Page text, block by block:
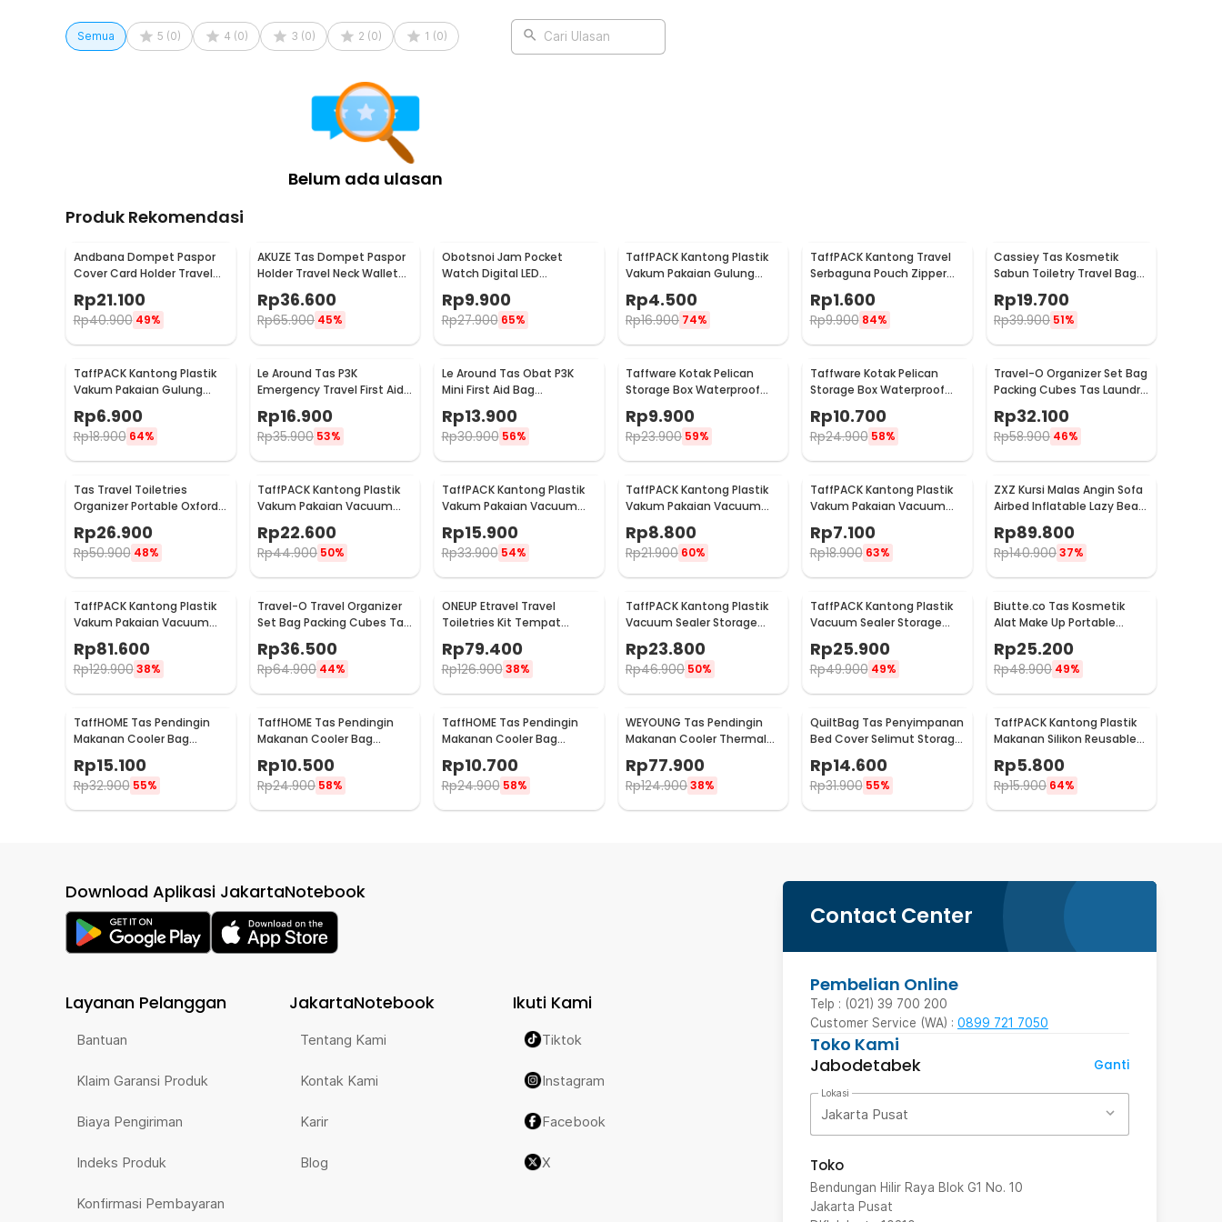
Semua 5 (0) 4 (0) 3 (0) 2 (0) 1 (0) Cari Ulasan
Belum ada ulasan
Produk Rekomendasi
Andbana Dompet Paspor
Cover Card Holder Travel
Rp21.100
Rp40.900 49%
AKUZE Tas Dompet Paspor
Holder Travel Neck Wallet
RFID Blocking - YT15
Rp36.600
Rp65.900 45%
Obotsnoi Jam Pocket
Watch Digital LED
Waterproof - PJX1600
Rp9.900
Rp27.900 65%
TaffPACK Kantong Plastik
Vakum Pakaian Gulung
TR028
Rp4.500
Rp16.900 74%
TaffPACK Kantong Travel
Serbaguna Pouch Zipper
Organizer 1 PCS - CC-003
Rp1.600
Rp9.900 84%
Cassiey Tas Kosmetik
Sabun Toiletry Travel Bag
Rp19.700
Rp39.900 51%
TaffPACK Kantong Plastik
Vakum Pakaian Gulung
Manual 1 PCS 39.5x60cm -
VB-70
Rp6.900
Rp18.900 64%
Le Around Tas P3K
Emergency Travel First Aid
Bag Nilon 23.7x13x7.5cm -
LG129
Rp16.900
Rp35.900 53%
Le Around Tas Obat P3K
Mini First Aid Bag
Kompartemen Travel -
A3079
Rp13.900
Rp30.900 56%
Taffware Kotak Pelican
Storage Box Waterproof
- G10/J020
Rp9.900
Rp23.900 59%
Taffware Kotak Pelican
Storage Box Waterproof
- G10/J020
Rp10.700
Rp24.900 58%
Travel-O Organizer Set Bag
Packing Cubes Tas Laundry
Multi Size 6 PCS - BIB-610
Rp32.100
Rp58.900 46%
Tas Travel Toiletries
Organizer Portable Oxford
Waterproof - F119
Rp26.900
Rp50.900 48%
TaffPACK Kantong Plastik
Vakum Pakaian Vacuum
Compression Bag 1 PCS L -
SN024
Rp22.600
Rp44.900 50%
TaffPACK Kantong Plastik
Vakum Pakaian Vacuum
80x110cm - YK-1000
Rp15.900
Rp33.900 54%
TaffPACK Kantong Plastik
Vakum Pakaian Vacuum
Compression Bag 1 PCS
60x80cm - YK-1000
Rp8.800
Rp21.900 60%
TaffPACK Kantong Plastik
Vakum Pakaian Vacuum
50x70cm - YK-1000
Rp7.100
Rp18.900 63%
ZXZ Kursi Malas Angin Sofa
Airbed Inflatable Lazy Bean
Bag 230x70cm - LZ081
Rp89.800
Rp140.90037%
TaffPACK Kantong Plastik
Vakum Pakaian Vacuum
Bag 10 PCS Hand Pump -
SN09109
Rp81.600
Rp129.900 38%
Travel-O Travel Organizer
Set Bag Packing Cubes Tas
Laundry 6 PCS - BIB-650
Rp36.500
Rp64.900 44%
ONEUP Etravel Travel
Toiletries Kit Tempat
YW46
Rp79.400
Rp126.900 38%
TaffPACK Kantong Plastik
Vacuum Sealer Storage
Bag 5 PCS 35x50cm -
ZKD002
Rp23.800
Rp46.900 50%
TaffPACK Kantong Plastik
Vacuum Sealer Storage
ZKD002
Rp25.900
Rp49.900 49%
Biutte.co Tas Kosmetik
Alat Make Up Portable
Rp25.200
Rp48.900 49%
TaffHOME Tas Pendingin
Makanan Cooler Bag
Inch - H07
Rp15.100
Rp32.900 55%
TaffHOME Tas Pendingin
Makanan Cooler Bag
28x14x17cm - H24
Rp10.500
Rp24.900 58%
TaffHOME Tas Pendingin
Makanan Cooler Bag
21x14x17cm - H24
Rp10.700
Rp24.900 58%
WEYOUNG Tas Pendingin
Makanan Cooler Thermal
Rp77.900
Rp124.90038%
QuiltBag Tas Penyimpanan
Bed Cover Selimut Storage
Bag Organizer 1 PCS - MT6
Rp14.600
Rp31.900 55%
TaffPACK Kantong Plastik
Makanan Silikon Reusable
Food Bag Ziplock Size L -
PK-15
Rp5.800
Rp15.900 64%
Contact Center
Pembelian Online
Telp : (021) 39 700 200
Customer Service (WA) : 0899 721 7050
Toko Kami
Jabodetabek
Ganti
Lokasi
Jakarta Pusat
Toko
Bendungan Hilir Raya Blok G1 No. 10
Jakarta Pusat
Download Aplikasi JakartaNotebook
Layanan Pelanggan
Bantuan
Klaim Garansi Produk
Biaya Pengiriman
Indeks Produk
Konfirmasi Pembayaran
JakartaNotebook
Tentang Kami
Kontak Kami
Karir
Blog
Ikuti Kami
Tiktok
Instagram
Facebook
X